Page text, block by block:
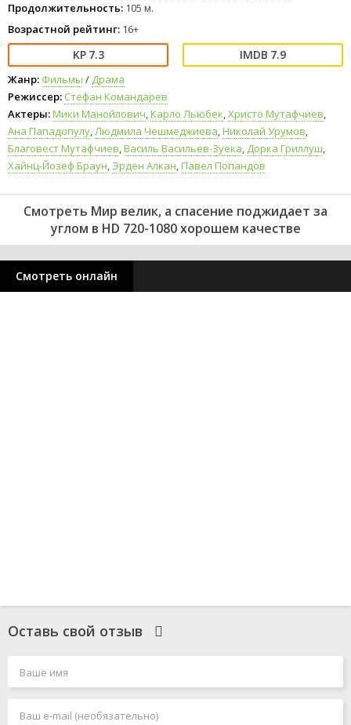
Продолжительность: 105 м.
Возрастной рейтинг: 16+
7.3 7.9
Жанр: Фильмы / Драма
Режиссер: Стефан Командарев
Актеры:Мики Манойлович,Карло Льюбек,Христо Мутафчиев,
Ана Пападопулу,Людмила Чешмеджиева,Николай Урумов,
Благовест Мутафчиев,Василь Васильев-Зуека, Дорка Гриллуш,
Хайнц-Йозеф Браун, Эрден Алкан,Павел Попандов
Смотреть Мир велик, а спасение поджидает за
углом в HD 720-1080 хорошем качестве
Смотреть онлайн
Оставь свой отзыв